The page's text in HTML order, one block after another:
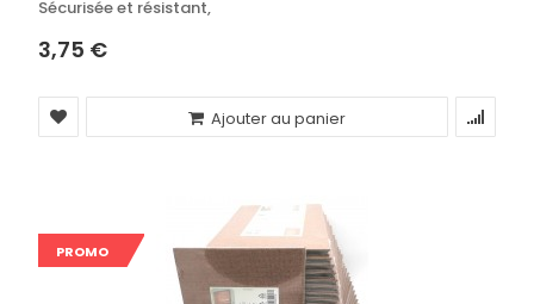
Sécurisée et résistant,
3,75 €
Ajouter au panier
PROMO